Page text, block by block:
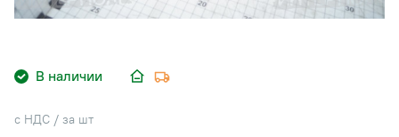
В наличии
с НДС / за шт